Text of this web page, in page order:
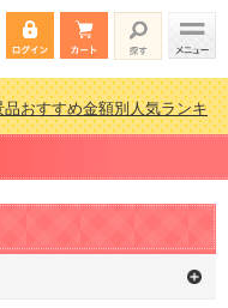
おすすめ金額別人気ランキ
3000円未満［2000円～
貰って嬉しい景品とは？ 更